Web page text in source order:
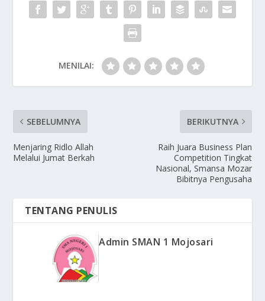
MENILAI:
SEBELUMNYA
Menjaring Ridlo Allah
Melalui Jumat Berkah
BERIKUTNYA
Raih Juara Business Plan
Competition Tingkat
Nasional, Smansa Mozar
Bibitnya Pengusaha
TENTANG PENULIS
Admin SMAN 1 Mojosari